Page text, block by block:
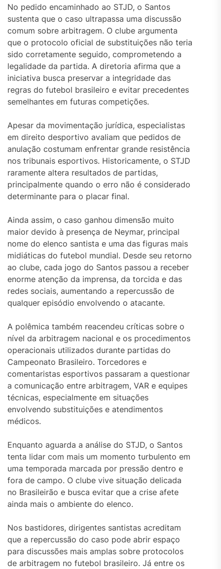
No pedido encaminhado ao STJD, o Santos
sustenta que o caso ultrapassa uma discussão
comum sobre arbitragem. O clube argumenta
que o protocolo oficial de substituições não teria
sido corretamente seguido, comprometendo a
legalidade da partida. A diretoria afirma que a
iniciativa busca preservar a integridade das
regras do futebol brasileiro e evitar precedentes
semelhantes em futuras competições.
Apesar da movimentação jurídica, especialistas
em direito desportivo avaliam que pedidos de
anulação costumam enfrentar grande resistência
nos tribunais esportivos. Historicamente, o STJD
raramente altera resultados de partidas,
principalmente quando o erro não é considerado
determinante para o placar final.
Ainda assim, o caso ganhou dimensão muito
maior devido à presença de Neymar, principal
nome do elenco santista e uma das figuras mais
midiáticas do futebol mundial. Desde seu retorno
ao clube, cada jogo do Santos passou a receber
enorme atenção da imprensa, da torcida e das
redes sociais, aumentando a repercussão de
qualquer episódio envolvendo o atacante.
A polêmica também reacendeu críticas sobre o
nível da arbitragem nacional e os procedimentos
operacionais utilizados durante partidas do
Campeonato Brasileiro. Torcedores e
comentaristas esportivos passaram a questionar
a comunicação entre arbitragem, VAR e equipes
técnicas, especialmente em situações
envolvendo substituições e atendimentos
médicos.
Enquanto aguarda a análise do STJD, o Santos
tenta lidar com mais um momento turbulento em
uma temporada marcada por pressão dentro e
fora de campo. O clube vive situação delicada
no Brasileirão e busca evitar que a crise afete
ainda mais o ambiente do elenco.
Nos bastidores, dirigentes santistas acreditam
que a repercussão do caso pode abrir espaço
para discussões mais amplas sobre protocolos
de arbitragem no futebol brasileiro. Já entre os